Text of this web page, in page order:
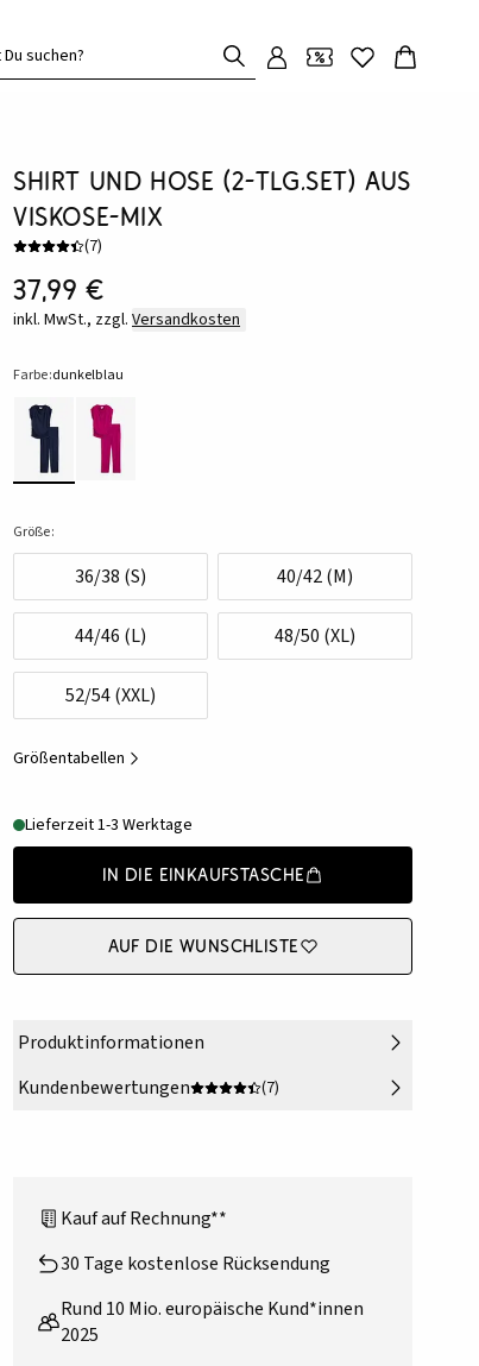
suchen?
Shirt und Hose (2-tlg.Set) aus
Viskose-Mix
(7)
37,99 €
inkl. MwSt., zzgl. Versandkosten
Farbe:dunkelblau
Größe:
36/38 (S) 40/42 (M)
44/46 (L) 48/50 (XL)
52/54 (XXL)
Größentabellen
Lieferzeit 1-3 Werktage
In die Einkaufstasche
Auf die Wunschliste
Produktinformationen
Kundenbewertungen
(7)
Kauf auf Rechnung**
30 Tage kostenlose Rücksendung
Rund 10 Mio. europäische Kund*innen
2025